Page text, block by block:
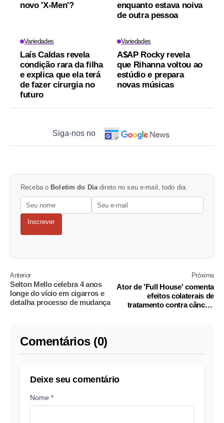
novo 'X-Men'?
enquanto estava noiva
de outra pessoa
Variedades
Laís Caldas revela
condição rara da filha
e explica que ela terá
de fazer cirurgia no
futuro
Variedades
A$AP Rocky revela
que Rihanna voltou ao
estúdio e prepara
novas músicas
Siga-nos no
Receba o Boletim do Dia direto no seu e-mail, todo dia.
Inscrever
Anterior
Selton Mello celebra 4 anos
longe do vício em cigarros e
detalha processo de mudança
Próxima
Ator de 'Full House' comenta
efeitos colaterais de
tratamento contra câncer:
Comentários (0)
Deixe seu comentário
Nome *